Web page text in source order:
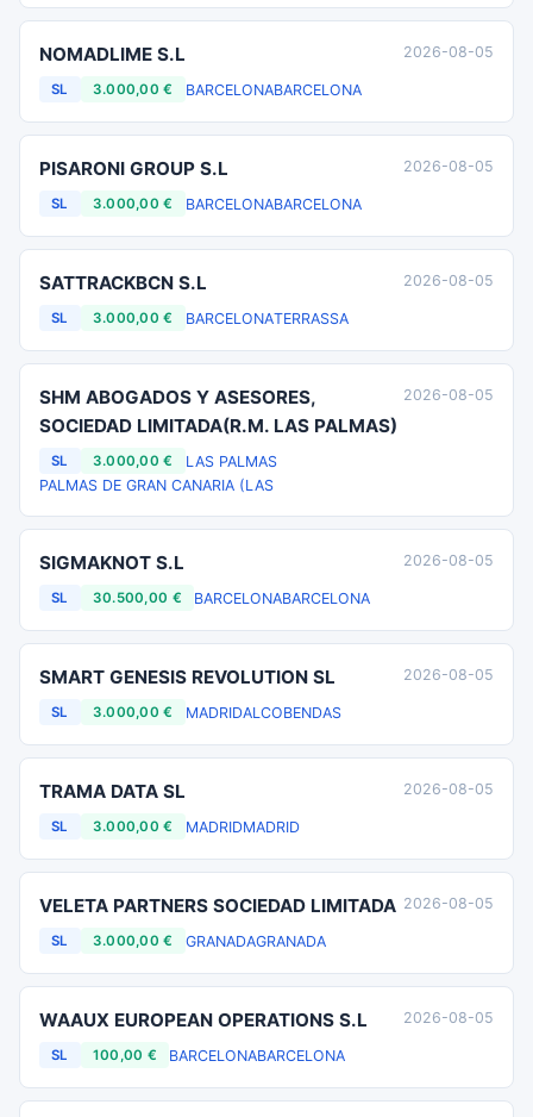
NOMADLIME S.L
SL 3.000,00 € BARCELONABARCELONA
2026-08-05
PISARONI GROUP S.L
SL 3.000,00 € BARCELONABARCELONA
2026-08-05
SATTRACKBCN S.L
SL 3.000,00 € BARCELONATERRASSA
2026-08-05
SHM ABOGADOS Y ASESORES,
SOCIEDAD LIMITADA(R.M. LAS PALMAS)
SL 3.000,00 €
LAS PALMAS
PALMAS DE GRAN CANARIA (LAS
2026-08-05
SIGMAKNOT S.L
SL 30.500,00 € BARCELONABARCELONA
2026-08-05
SMART GENESIS REVOLUTION SL
SL 3.000,00 € MADRIDALCOBENDAS
2026-08-05
TRAMA DATA SL
SL 3.000,00 € MADRIDMADRID
2026-08-05
VELETA PARTNERS SOCIEDAD LIMITADA
SL 3.000,00 € GRANADAGRANADA
2026-08-05
WAAUX EUROPEAN OPERATIONS S.L
SL 100,00 € BARCELONABARCELONA
2026-08-05